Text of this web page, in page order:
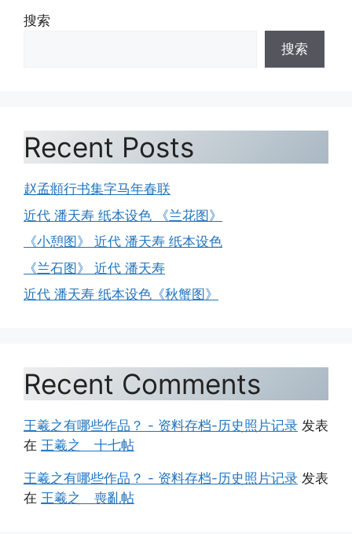
搜索
搜索
Recent Posts
赵孟頫行书集字马年春联
近代 潘天寿 纸本设色 《兰花图》
《小憩图》 近代 潘天寿 纸本设色
《兰石图》 近代 潘天寿
近代 潘天寿 纸本设色《秋蟹图》
Recent Comments
王羲之有哪些作品？ - 资料存档-历史照片记录 发表
在 王羲之 十七帖
王羲之有哪些作品？ - 资料存档-历史照片记录 发表
在 王羲之 喪亂帖